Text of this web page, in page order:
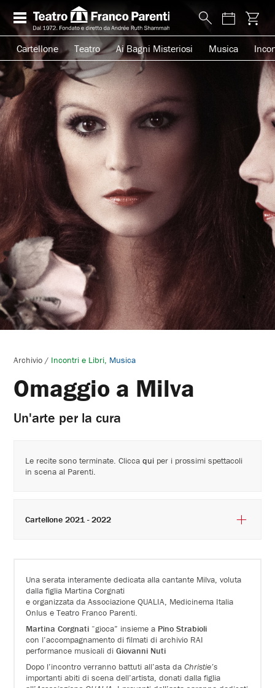
Cartellone Teatro Ai Bagni Misteriosi Musica
Archivio / Incontri e Libri Musica
Omaggio a Milva
Un'arte per la cura
Una serata interamente dedicata alla cantante Milva, voluta
dalla figlia Martina Corgnati
e organizzata da Associazione QUALIA, Medicinema Italia
Onlus e Teatro Franco Parenti.
Martina Corgnati “gioca” insieme a Pino Strabioli
con l’accompagnamento di filmati di archivio RAI
performance musicali diGiovanni Nuti
Dopo l’incontro verranno battuti all’asta daChristie’s
importanti abiti di scena dell’artista, donati dalla figlia
Le recite sono terminate. Cliccaqui per i prossimi spettacoli
in scena al Parenti.
Cartellone 2021 - 2022